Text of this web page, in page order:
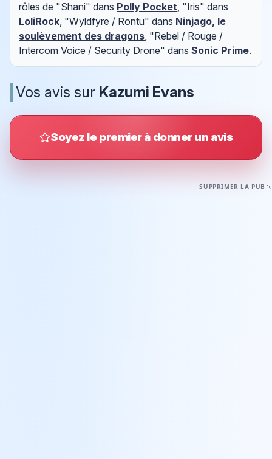
rôles de "Shani" dans Polly Pocket, "Iris" dans
LoliRock, "Wyldfyre / Rontu" dans Ninjago, le
soulèvement des dragons, "Rebel / Rouge /
Intercom Voice / Security Drone" dansSonic Prime.
Vos avis sur Kazumi Evans
Soyez le premier à donner un avis
SUPPRIMER LA PUB